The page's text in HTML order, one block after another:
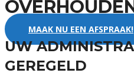
MAAK NU EEN AFSPRAAK!
UW
GEREGELD